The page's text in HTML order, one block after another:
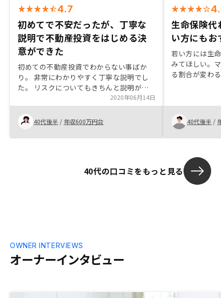
4.7
初めてで不安だったが、丁寧な
説明で不動産投資をはじめる決
意ができた
初めての不動産投資でわからない事ばか
り。 非常にわかりやすく丁寧な説明でし
た。 リスクについてもきちんと説明があ
り、こちらの質問ひとつひとつに丁寧に答
えてくださり、初心者の自分でも不動産投
資とは？が理解しやすい内容でした。他社
を聞いた後だったのでより比較ができ、結
果信用も増すことに。 いい物件もすぐ提
2020年06月14日
40代後半 / 年収600万円台
生命保険代
い方にもお
若い方には生
みてほしい。
る割合が変わ
40代後半 /
40代の口コミをもっと見る
オーナーインタビュー
OWNER INTERVIEWS